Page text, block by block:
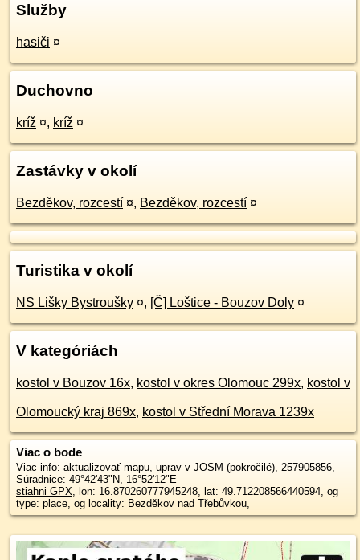
Služby
hasiči ¤
Duchovno
kríž ¤, kríž ¤
Zastávky v okolí
Bezděkov, rozcestí ¤, Bezděkov, rozcestí ¤
Turistika v okolí
NS Lišky Bystroušky ¤, [Č] Loštice - Bouzov Doly ¤
V kategóriách
kostol v Bouzov 16x, kostol v okres Olomouc 299x, kostol v
Olomoucký kraj 869x, kostol v Střední Morava 1239x
Viac o bode
Viac info: aktualizovať mapu, uprav v JOSM (pokročilé), 257905856,
Súradnice: 49°42'43"N, 16°52'12"E
stiahni GPX, lon: 16.870260777945248, lat: 49.712208566440594, og
type: place, og locality: Bezděkov nad Třebůvkou,